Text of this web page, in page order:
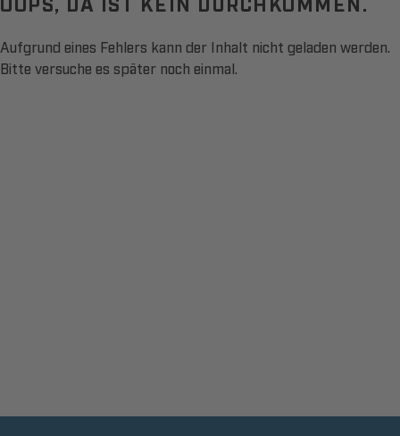
Aufgrund eines Fehlers kann der Inhalt nicht geladen werden.
Bitte versuche es später noch einmal.